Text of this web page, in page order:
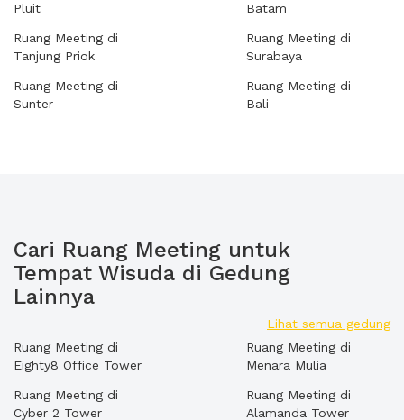
Pluit
Ruang Meeting di
Tanjung Priok
Ruang Meeting di
Sunter
Batam
Ruang Meeting di
Surabaya
Ruang Meeting di
Bali
Cari Ruang Meeting untuk
Tempat Wisuda di Gedung
Lainnya
Lihat semua gedung
Ruang Meeting di
Eighty8 Office Tower
Ruang Meeting di
Cyber 2 Tower
Ruang Meeting di
Menara Mulia
Ruang Meeting di
Alamanda Tower